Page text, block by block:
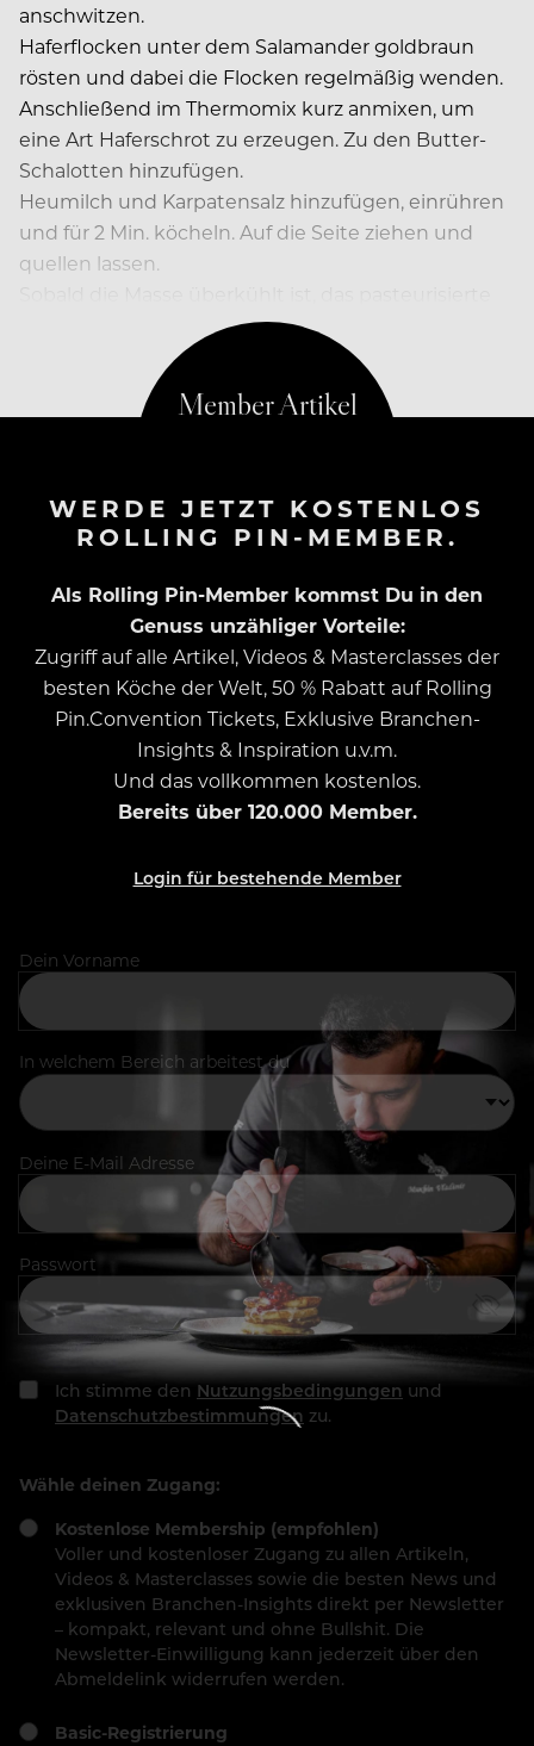
anschwitzen.
Haferflocken unter dem Salamander goldbraun
rösten und dabei die Flocken regelmäßig wenden.
Anschließend im Thermomix kurz anmixen, um
eine Art Haferschrot zu erzeugen. Zu den Butter-
Schalotten hinzufügen.
Heumilch und Karpatensalz hinzufügen, einrühren
und für 2 Min. köcheln. Auf die Seite ziehen und
quellen lassen.
WERDE JETZT KOSTENLOS
ROLLING PIN-MEMBER.
Als Rolling Pin-Member kommst Du in den
Genuss unzähliger Vorteile:
Zugriff auf alle Artikel, Videos & Masterclasses der
besten Köche der Welt, 50 % Rabatt auf Rolling
Pin.Convention Tickets, Exklusive Branchen-
Insights & Inspiration u.v.m.
Und das vollkommen kostenlos.
Bereits über 120.000 Member.
Login für bestehende Member
Dein Vorname
In welchem Bereich arbeitest du
Deine E-Mail Adresse
Passwort
Ich stimme den Nutzungsbedingungen und
Datenschutzbestimmungen zu.
Wähle deinen Zugang:
Kostenlose Membership (empfohlen)
Voller und kostenloser Zugang zu allen Artikeln,
Videos & Masterclasses sowie die besten News und
exklusiven Branchen-Insights direkt per Newsletter
– kompakt, relevant und ohne Bullshit. Die
Newsletter-Einwilligung kann jederzeit über den
Abmeldelink widerrufen werden.
Basic-Registrierung